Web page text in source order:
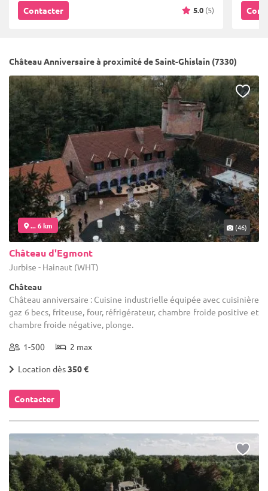
Contacter 5.0 (5)
Château Anniversaire à proximité de Saint-Ghislain (7330)
... 6 km (46)
Château d'Egmont
Jurbise - Hainaut (WHT)
Château
Château anniversaire : Cuisine industrielle équipée avec cuisinière
gaz 6 becs, friteuse, four, réfrigérateur, chambre froide positive et
chambre froide négative, plonge.
1-500 2 max
Location dès350 €
Contacter